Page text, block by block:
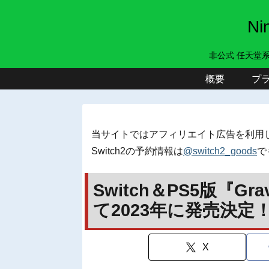
非公式 任天堂
概要 プ
当サイトではアフィリエイト広告を利用
Switch2の予約情報は@switch2_goodsで
Switch＆PS5版『
て2023年に発売決定
X